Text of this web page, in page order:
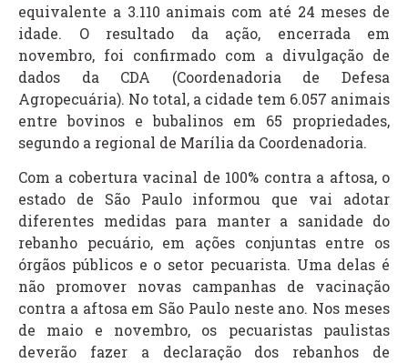
equivalente a 3.110 animais com até 24 meses de
idade. O resultado da ação, encerrada em
novembro, foi confirmado com a divulgação de
dados da CDA (Coordenadoria de Defesa
Agropecuária). No total, a cidade tem 6.057 animais
entre bovinos e bubalinos em 65 propriedades,
segundo a regional de Marília da Coordenadoria.
Com a cobertura vacinal de 100% contra a aftosa, o
estado de São Paulo informou que vai adotar
diferentes medidas para manter a sanidade do
rebanho pecuário, em ações conjuntas entre os
órgãos públicos e o setor pecuarista. Uma delas é
não promover novas campanhas de vacinação
contra a aftosa em São Paulo neste ano. Nos meses
de maio e novembro, os pecuaristas paulistas
deverão fazer a declaração dos rebanhos de